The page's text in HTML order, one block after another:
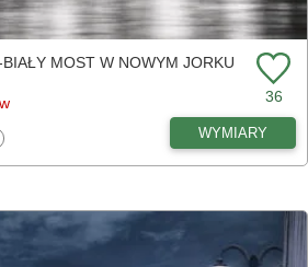
MOST W NOWYM JORKU
36
WYMIARY